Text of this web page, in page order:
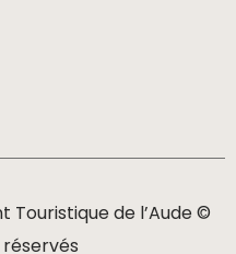
de l’Aude ©